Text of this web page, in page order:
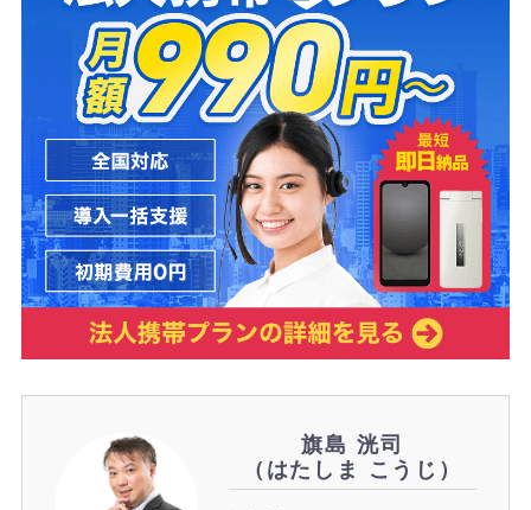
旗島 洸司
（はたしま こうじ）